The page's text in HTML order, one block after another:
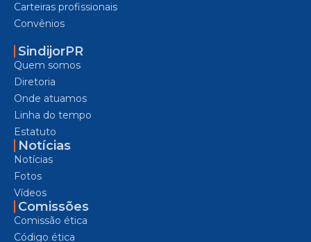
Carteiras profissionais
Convênios
SindijorPR
Quem somos
Diretoria
Onde atuamos
Linha do tempo
Estatuto
Notícias
Notícias
Fotos
Vídeos
Comissões
Comissão ética
Código ética